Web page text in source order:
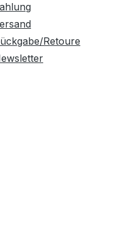
Retoure